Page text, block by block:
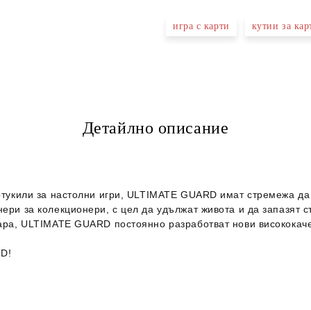
игра с карти кутии за
Детайлно описание
за настолни игри, ULTIMATE GUARD имат стремежа
за колекционери, с цел да удължат живота и да запазят
ULTIMATE GUARD постоянно разработват нови